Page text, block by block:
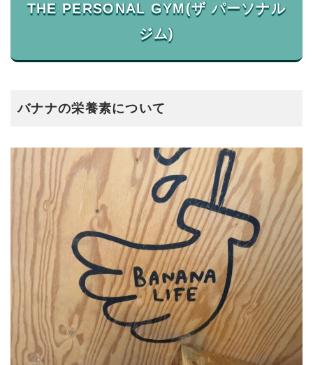
THE PERSONAL GYM(ザ パーソナル
バナナの栄養素について